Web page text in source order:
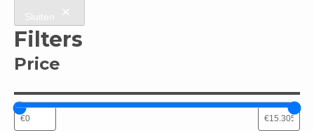
Sluiten
Filters
Price